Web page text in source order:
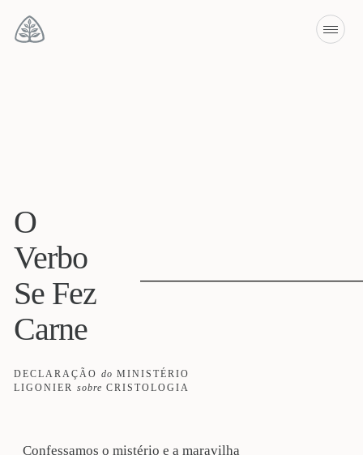
O
Verbo
Se Fez
Carne
DECLARAÇÃO do MINISTÉRIO
LIGONIER sobre CRISTOLOGIA
Confessamos o mistério e a maravilha